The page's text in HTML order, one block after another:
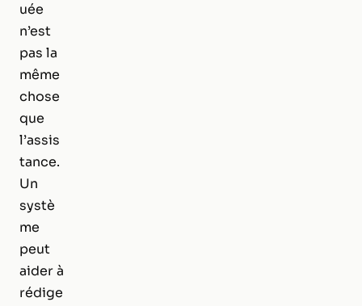
uée
n’est
pas la
même
chose
que
l’assis
tance.
Un
systè
me
peut
aider à
rédige